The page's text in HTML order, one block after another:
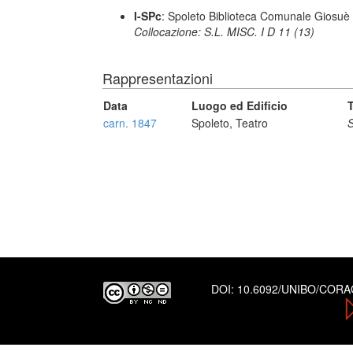
I-SPc: Spoleto Biblioteca Comunale
Collocazione: S.L. MISC. I D 11 (13)
Rappresentazioni
Data Luogo ed Edificio
carn. 1847
Spoleto, Teatro
DOI: 10.6092/UNIBO/